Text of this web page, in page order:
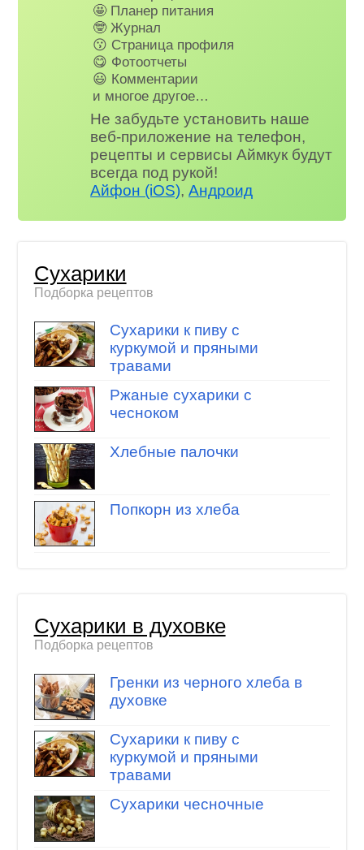
🤩 Планер питания
🤓 Журнал
😗 Страница профиля
😋 Фотоотчеты
😃 Комментарии
и многое другое…
Не забудьте установить наше
веб-приложение на телефон,
рецепты и сервисы Аймкук будут
всегда под рукой!
Айфон (iOS),Андроид
Сухарики
Подборка рецептов
Сухарики к пиву с
куркумой и пряными
травами
Ржаные сухарики с
чесноком
Хлебные палочки
Попкорн из хлеба
Сухарики в духовке
Подборка рецептов
Гренки из черного хлеба в
духовке
Сухарики к пиву с
куркумой и пряными
травами
Сухарики чесночные